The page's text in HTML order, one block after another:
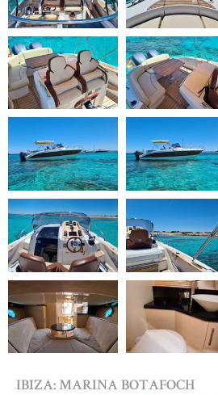
IBIZA: MARINA BOTAFOCH